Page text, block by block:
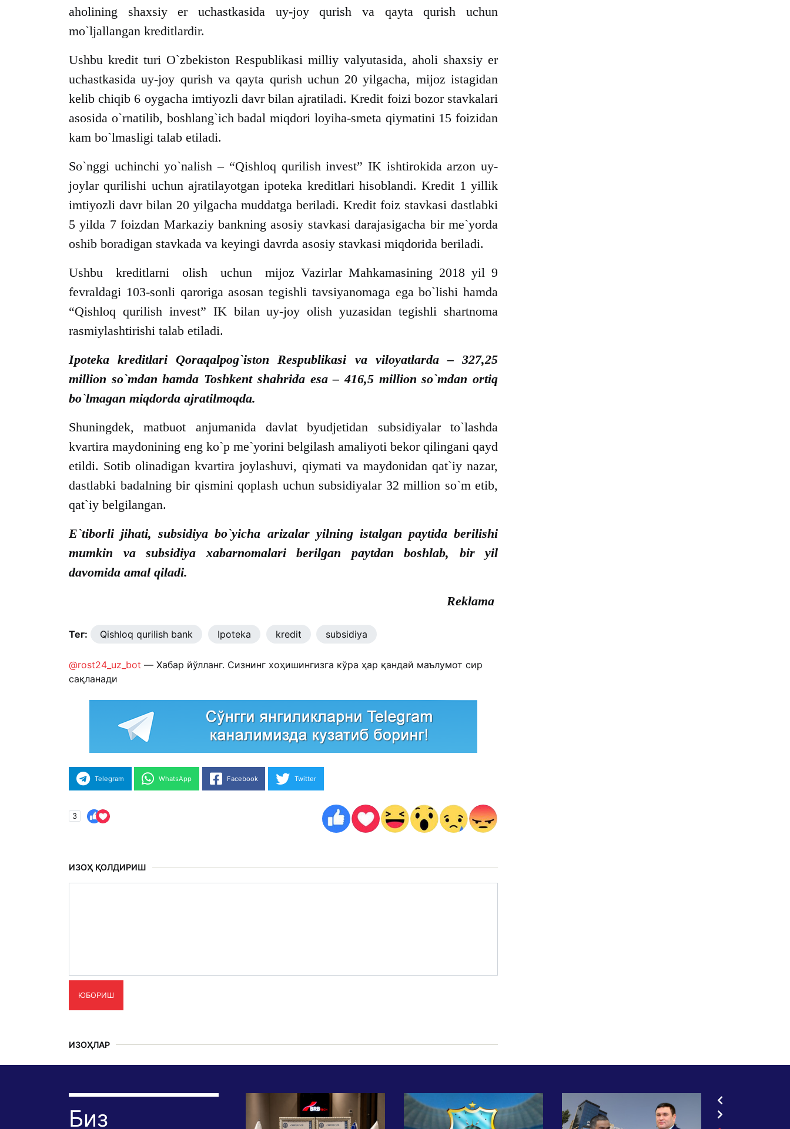
aholining shaxsiy er uchastkasida uy-joy qurish va qayta qurish uchun
mo`ljallangan kreditlardir.
Ushbu kredit turi O`zbekiston Respublikasi milliy valyutasida, aholi shaxsiy er
uchastkasida uy-joy qurish va qayta qurish uchun 20 yilgacha, mijoz istagidan
kelib chiqib 6 oygacha imtiyozli davr bilan ajratiladi. Kredit foizi bozor stavkalari
asosida o`rnatilib, boshlang`ich badal miqdori loyiha-smeta qiymatini 15 foizidan
kam bo`lmasligi talab etiladi.
So`nggi uchinchi yo`nalish – “Qishloq qurilish invest” IK ishtirokida arzon uy-
joylar qurilishi uchun ajratilayotgan ipoteka kreditlari hisoblandi. Kredit 1 yillik
imtiyozli davr bilan 20 yilgacha muddatga beriladi. Kredit foiz stavkasi dastlabki
5 yilda 7 foizdan Markaziy bankning asosiy stavkasi darajasigacha bir me`yorda
oshib boradigan stavkada va keyingi davrda asosiy stavkasi miqdorida beriladi.
Ushbu kreditlarni olish uchun mijoz Vazirlar Mahkamasining 2018 yil 9
fevraldagi 103-sonli qaroriga asosan tegishli tavsiyanomaga ega bo`lishi hamda
“Qishloq qurilish invest” IK bilan uy-joy olish yuzasidan tegishli shartnoma
rasmiylashtirishi talab etiladi.
Ipoteka kreditlari Qoraqalpog`iston Respublikasi va viloyatlarda – 327,25
million so`mdan hamda Toshkent shahrida esa – 416,5 million so`mdan ortiq
bo`lmagan miqdorda ajratilmoqda.
Shuningdek, matbuot anjumanida davlat byudjetidan subsidiyalar to`lashda
kvartira maydonining eng ko`p me`yorini belgilash amaliyoti bekor qilingani qayd
etildi. Sotib olinadigan kvartira joylashuvi, qiymati va maydonidan qat`iy nazar,
dastlabki badalning bir qismini qoplash uchun subsidiyalar 32 million so`m etib,
qat`iy belgilangan.
E`tiborli jihati, subsidiya bo`yicha arizalar yilning istalgan paytida berilishi
mumkin va subsidiya xabarnomalari berilgan paytdan boshlab, bir yil
davomida amal qiladi.
Reklama
Тег: Qishloq qurilish bank Ipoteka kredit subsidiya
@rost24_uz_bot — Хабар йўлланг. Сизнинг хоҳишингизга кўра ҳар қандай маълумот сир
сақланади
Telegram WhatsApp Facebook Twitter
3
ИЗОҲ ҚОЛДИРИШ
ЮБОРИШ
ИЗОҲЛАР
Биз